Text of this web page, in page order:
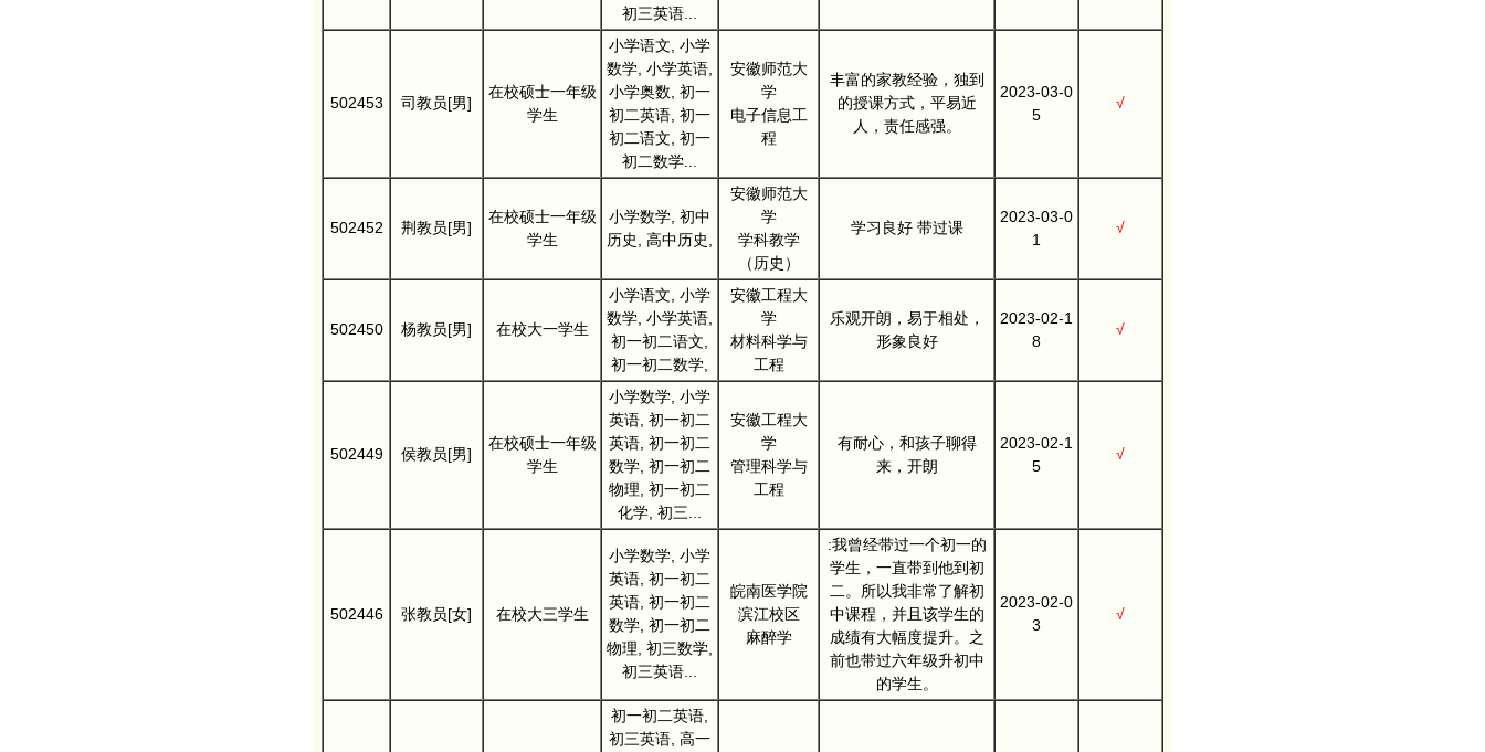
初三英语...
502453 司教员[男]
在校硕士一年级
学生
小学语文, 小学
数学, 小学英语,
小学奥数, 初一
初二英语, 初一
初二语文, 初一
初二数学...
安徽师范大
学
电子信息工
程
丰富的家教经验，独到
的授课方式，平易近
人，责任感强。
2023-03-0
5
√
502452 荆教员[男]
在校硕士一年级
学生
小学数学, 初中
历史, 高中历史,
安徽师范大
学
学科教学
（历史）
学习良好 带过课
2023-03-0
1
√
502450 杨教员[男] 在校大一学生
小学语文, 小学
数学, 小学英语,
初一初二语文,
初一初二数学,
安徽工程大
学
材料科学与
工程
乐观开朗，易于相处，
形象良好
2023-02-1
8
√
502449 侯教员[男]
在校硕士一年级
学生
小学数学, 小学
英语, 初一初二
英语, 初一初二
数学, 初一初二
物理, 初一初二
化学, 初三...
安徽工程大
学
管理科学与
工程
有耐心，和孩子聊得
来，开朗
2023-02-1
5
√
502446 张教员[女] 在校大三学生
小学数学, 小学
英语, 初一初二
英语, 初一初二
数学, 初一初二
物理, 初三数学,
初三英语...
皖南医学院
滨江校区
麻醉学
:我曾经带过一个初一的
学生，一直带到他到初
二。所以我非常了解初
中课程，并且该学生的
成绩有大幅度提升。之
前也带过六年级升初中
的学生。
2023-02-0
3
√
初一初二英语,
初三英语, 高一